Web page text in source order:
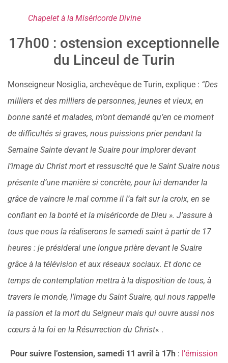
Chapelet à la Miséricorde Divine
17h00 : ostension exceptionnelle
du Linceul de Turin
Monseigneur Nosiglia, archevêque de Turin, explique : “Des
milliers et des milliers de personnes, jeunes et vieux, en
bonne santé et malades, m’ont demandé qu’en ce moment
de difficultés si graves, nous puissions prier pendant la
Semaine Sainte devant le Suaire pour implorer devant
l’image du Christ mort et ressuscité que le Saint Suaire nous
présente d’une manière si concrète, pour lui demander la
grâce de vaincre le mal comme il l’a fait sur la croix, en se
confiant en la bonté et la miséricorde de Dieu ». J’assure à
tous que nous la réaliserons le samedi saint à partir de 17
heures : je présiderai une longue prière devant le Suaire
grâce à la télévision et aux réseaux sociaux. Et donc ce
temps de contemplation mettra à la disposition de tous, à
travers le monde, l’image du Saint Suaire, qui nous rappelle
la passion et la mort du Seigneur mais qui ouvre aussi nos
cœurs à la foi en la Résurrection du Christ« .
Pour suivre l’ostension, samedi 11 avril à 17h : l’émission